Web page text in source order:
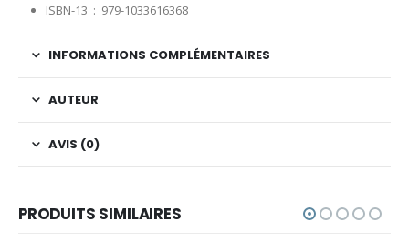
ISBN-13 ‏ : ‎ 979-1033616368
INFORMATIONS COMPLÉMENTAIRES
AUTEUR
AVIS (0)
PRODUITS SIMILAIRES